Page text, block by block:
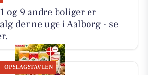
og 9 andre boliger er
denne uge i Aalborg - se
OPSLAGSTAVLEN